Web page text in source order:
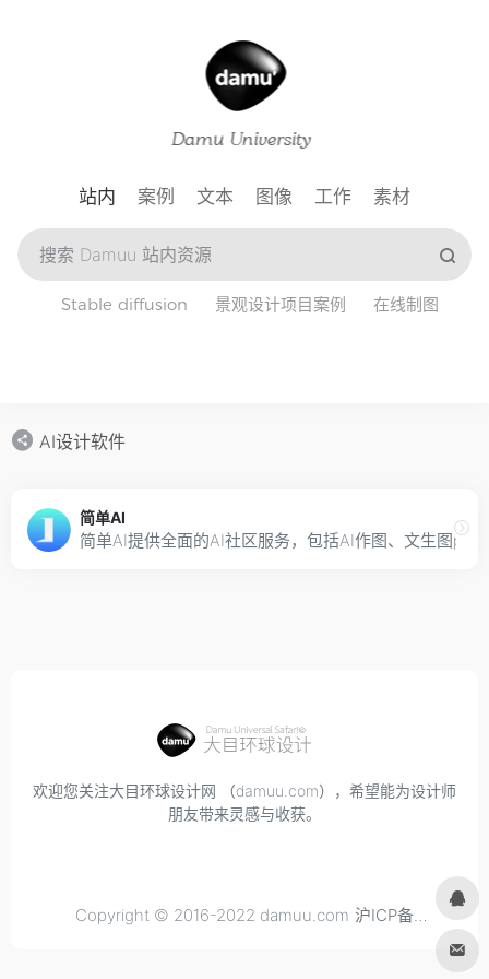
站内 案例 文本 图像 工作 素材
Stable diffusion 景观设计项目案例 在线制图
AI设计软件
简单AI
简单AI提供全面的AI社区服务，包括AI作图、文生图
欢迎您关注大目环球设计网 （damuu.com），希望能为设计师
朋友带来灵感与收获。
Copyright © 2016-2022 damuu.com 沪ICP备